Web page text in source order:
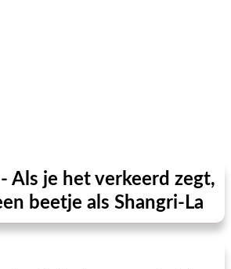
- Als je het verkeerd zegt,
beetje als Shangri-La